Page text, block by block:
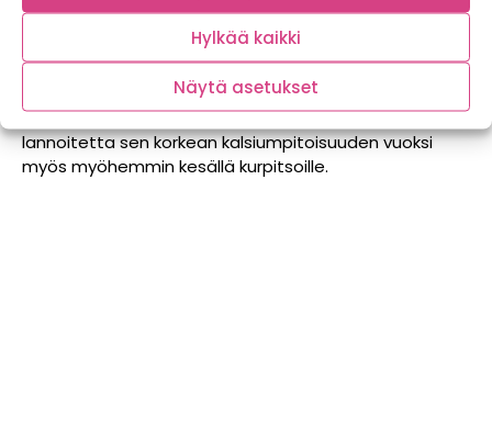
Hylkää kaikki
Näytä asetukset
Suorakylvörivien varastolannoitukseen käytämme
Biolan Kasvimaalannoitetta , joka takaa hyvälaatuisen
vihannes- ja juuressadon. Koko kesän ravinnetarpeen
voi antaa kerralla tekemällä kylvörivin viereen vaon,
johon lannoitetta annostellaan. Annamme samaa
lannoitetta sen korkean kalsiumpitoisuuden vuoksi
myös myöhemmin kesällä kurpitsoille.